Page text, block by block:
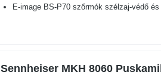
E-image BS-P70 szőrmók szélzaj-védő
Sennheiser MKH 8060